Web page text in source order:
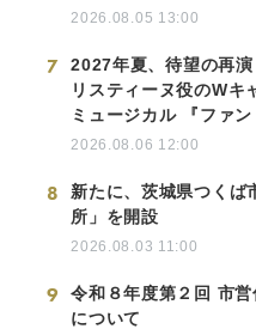
2026.08.05 13:00
7
2027年夏、待望の再
リスティーヌ役のWキ
ミュージカル 『ファン
2026.08.06 12:00
8
新たに、茨城県つくば
所」を開設
2026.08.03 11:00
9
令和８年度第２回 市
について